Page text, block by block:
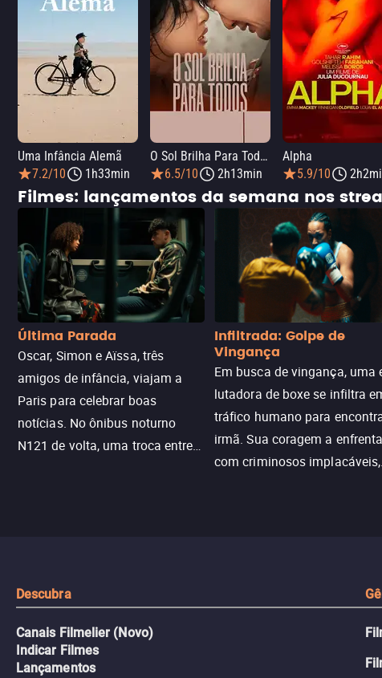
Uma Infância Alemã
7.2/10
1h33min
O Sol Brilha Para Todos
6.5/10
2h13min
Alpha
5.9/10
Filmes: lançamentos da semana nos
Última Parada
Oscar, Simon e Aïssa, três
amigos de infância, viajam a
Paris para celebrar boas
notícias. No ônibus noturno
N121 de volta, uma troca entre
Infiltrada: Golpe de
Vingança
Em busca de vingança, uma
lutadora de boxe se infiltra
tráfico humano para
irmã. Sua coragem a enfrenta
com criminosos implacáveis,
Descubra
Canais Filmelier (Novo)
Indicar Filmes
Lançamentos